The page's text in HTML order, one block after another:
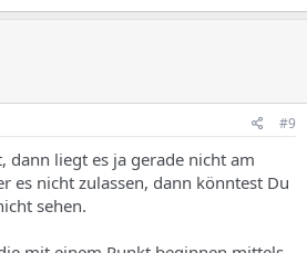
#9
dann liegt es ja gerade nicht am
es nicht zulassen, dann könntest Du
sehen.